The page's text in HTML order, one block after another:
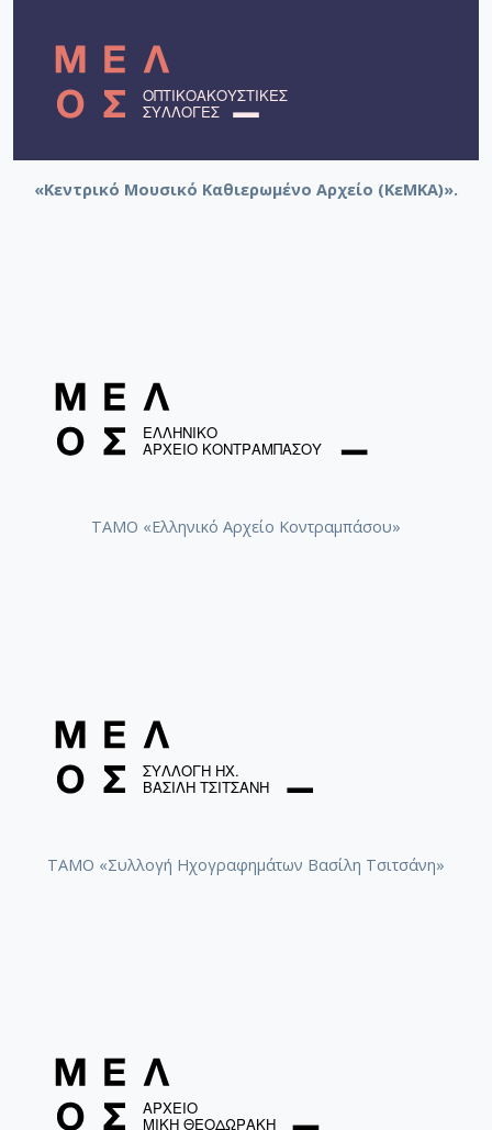
«Κεντρικό Μουσικό Καθιερωμένο Αρχείο (ΚεΜΚΑ)».
ΤΑΜΟ «Ελληνικό Αρχείο Κοντραμπάσου»
ΤΑΜΟ «Συλλογή Ηχογραφημάτων Βασίλη Τσιτσάνη»